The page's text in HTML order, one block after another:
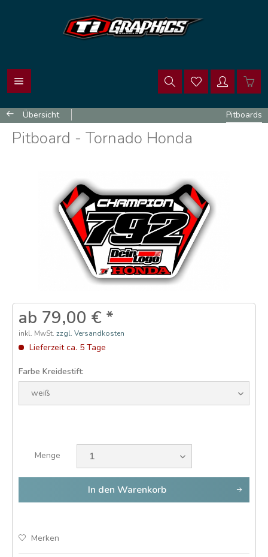
Übersicht Pitboards
Pitboard - Tornado Honda
ab 79,00 € *
inkl. MwSt. zzgl. Versandkosten
Lieferzeit ca. 5 Tage
Farbe Kreidestift:
Menge
In den Warenkorb
Merken